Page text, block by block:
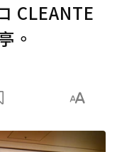
CLEANTE
。